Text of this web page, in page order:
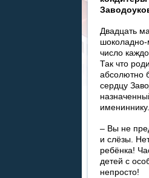
Двадцать
число
Так что
абсолютно
сердцу
– Вы не
и слёзы.
ребёнка!
детей с
непросто!